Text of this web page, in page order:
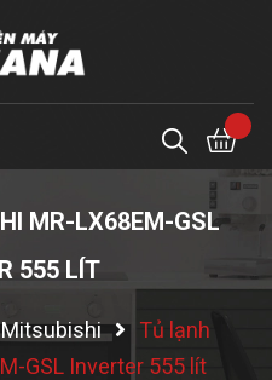
MR-LX68EM-GSL
555 LÍT
Tủ lạnh
GSL Inverter 555 lít